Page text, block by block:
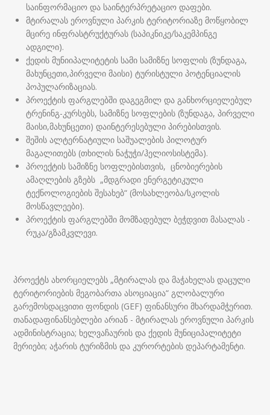
საინფორმაციო და საინტერპრეტაციო დაფები.
მტირალას ეროვნული პარკის ტერიტორიაზე მოწყობილ
მცირე ინფრასტრუქტურას (საპიკნიკე/საკემპინგე
ადგილი).
ქედის მუნიიპალიტეტის სამი სამიზნე სოფლის (ზუნდაგა,
მახუნცეთი,პირველი მაისი) ტურისტული პოტენციალის
პოპულარიზაციას.
პროექტის ფარგლებში დაგეგმილ და განხორციელებულ
ტრენინგ-კურსებს, სამიზნე სოფლების (ზუნდაგა, პირველი
მაისი,მახუნცეთი) დაინტერესებული პირებისთვის.
შეშის ალტერნატიული საშუალების პილოტურ
მაგალითებს (თხილის ნაჭუჭი/ჰელიოსისტემა).
პროექტის სამიზნე სოფლებისთვის, ცნობიერების
ამაღლების გზებს „მდგრადი ენერგეტიკული
ტექნოლოგიების შესახებ“ (მოსახლეობა/სკოლის
მოსწავლეები).
პროექტის ფარგლებში მომზადებულ ბეჭდვით მასალას -
რუკა/გზამკვლევი.
პროექტს ახორციელებს „მტირალას და მაჭახელას დაცული
ტერიტორიების მეგობართა ასოციაცია“ გლობალური
გარემოსდაცვითი ფონდის (GEF) ფინანსური მხარდამჭერით.
თანადაფინანსებლები არიან - მტირალას ეროვნული პარკის
ადმინისტრაცია; ხელვაჩაურის და ქედის მუნიციპალიტეტი
მერიები; აჭარის ტურიზმის და კურორტების დეპარტამენტი.